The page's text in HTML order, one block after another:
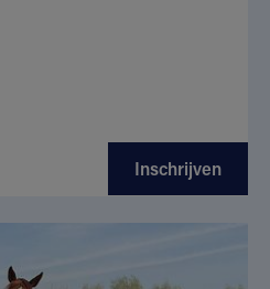
Inschrijven